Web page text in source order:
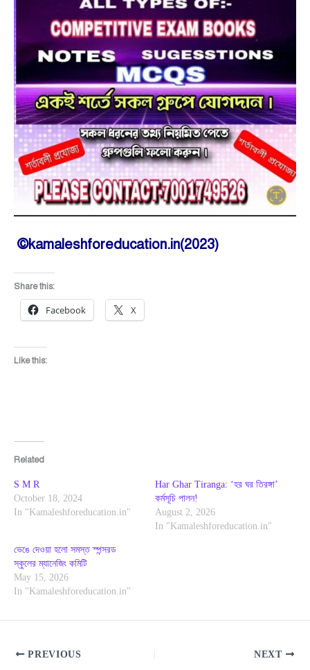
©kamaleshforeducation.in(2023)
Share this:
Facebook X
Like this:
Related
S M R
October 18, 2024
In "Kamaleshforeducation.in"
Har Ghar Tiranga: ‘হর ঘর তিরঙ্গা’
কর্মসূচি পালন!
August 2, 2026
In "Kamaleshforeducation.in"
ভেঙে দেওয়া হলো সমস্ত স্পন্সরড
স্কুলের ম্যানেজিং কমিটি
May 15, 2026
In "Kamaleshforeducation.in"
PREVIOUS NEXT